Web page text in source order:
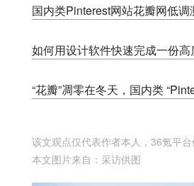
国内类Pinterest网站花瓣网低调
如何用设计软件快速完成一份高
“花瓣”凋零在冬天，国内类
该文观点仅代表作者本人，36氪平台
本文图片来自： 采访供图